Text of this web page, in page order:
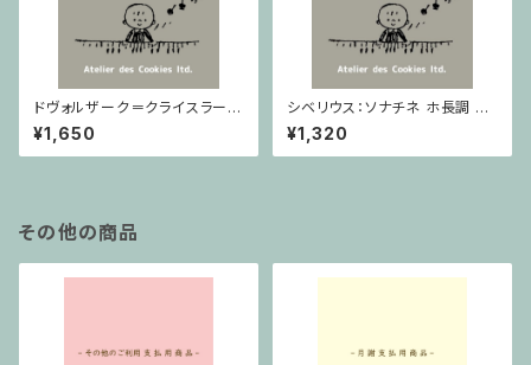
ドヴォルザーク＝クライスラー：
スラヴ幻想曲 ロ短調 from Op.
55-4, Op.75 / ヴァイオリンと
ピアノ
¥1,650
シベリウス：ソナチネ ホ長調 O
p.80 / ヴァイオリンとピアノ
¥1,320
その他の商品